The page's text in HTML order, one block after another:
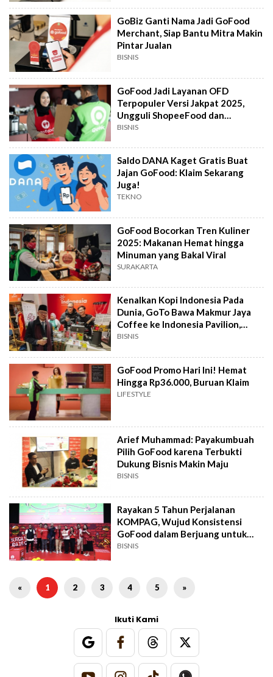
GoBiz Ganti Nama Jadi GoFood
Merchant, Siap Bantu Mitra Makin
Pintar Jualan
BISNIS
GoFood Jadi Layanan OFD
Terpopuler Versi Jakpat 2025,
Ungguli ShopeeFood dan
GrabFood
BISNIS
Saldo DANA Kaget Gratis Buat
Jajan GoFood: Klaim Sekarang
Juga!
TEKNO
GoFood Bocorkan Tren Kuliner
2025: Makanan Hemat hingga
Minuman yang Bakal Viral
SURAKARTA
Kenalkan Kopi Indonesia Pada
Dunia, GoTo Bawa Makmur Jaya
Coffee ke Indonesia Pavilion,
World Economic Forum 2025
BISNIS
GoFood Promo Hari Ini! Hemat
Hingga Rp36.000, Buruan Klaim
LIFESTYLE
Arief Muhammad: Payakumbuah
Pilih GoFood karena Terbukti
Dukung Bisnis Makin Maju
BISNIS
Rayakan 5 Tahun Perjalanan
KOMPAG, Wujud Konsistensi
GoFood dalam Berjuang untuk
Pertumbuhan UMKM Kuliner
BISNIS
« 1 2 3 4 5 »
Ikuti Kami